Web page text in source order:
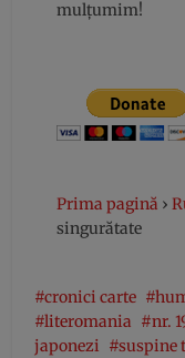
mulțumim!
Prima pagină ›
singurătate
cronici carte
literomania
nr.
japonezi
suspine